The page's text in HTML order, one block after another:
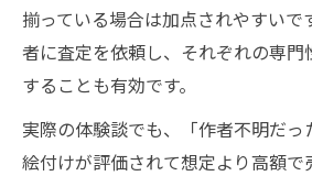
揃っている場合は加点されやすいで
者に査定を依頼し、それぞれの専
することも有効です。
実際の体験談でも、「作者不明だっ
絵付けが評価されて想定より高額で